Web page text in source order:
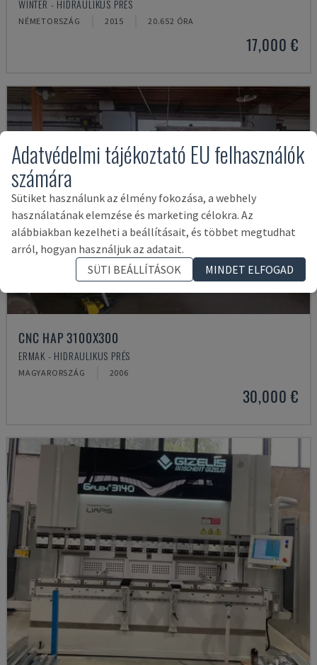
WINTER - HIDRAULIKUS PRÉS
NÉMETORSZÁG 2015 20.652 ÓRA
17,000 €
CNC HAP 3100X300
ERMAK - HIDRAULIKUS PRÉS
MAGYARORSZÁG 2006
30,000 €
Adatvédelmi tájékoztató EU felhasználók
számára
Sütiket használunk az élmény fokozása, a webhely
használatának elemzése és marketing célokra. Az
alábbiakban kezelheti a beállításait, és többet megtudhat
arról, hogyan használjuk az adatait.
SÜTI BEÁLLÍTÁSOK
MINDET ELFOGAD